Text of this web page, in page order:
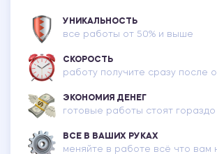
УНИКАЛЬНОСТЬ
все работы от 50% и выше
СКОРОСТЬ
работу получите сразу после
ЭКОНОМИЯ ДЕНЕГ
готовые работы стоят
ВСЕ В ВАШИХ РУКАХ
меняйте в работе всё что вам